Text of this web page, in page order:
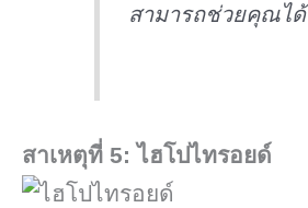
สามารถช่วยคุณได้
สาเหตุที่ 5: ไฮโปไทรอยด์